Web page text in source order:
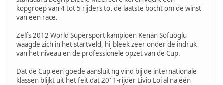
kopgroep van 4 tot 5 rijders tot de laatste bocht om de winst
van een race.
Zelfs 2012 World Supersport kampioen Kenan Sofuoglu
waagde zich in het startveld, hij bleek zeer onder de indruk
van het niveau en de professionele opzet van de Cup.
Dat de Cup een goede aansluiting vind bij de internationale
klassen blijkt uit het feit dat 2011-rijder Livio Loi al na één